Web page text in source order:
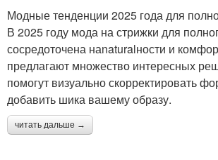
Модные тенденции 2025 года для
В 2025 году мода на стрижки для
сосредоточена наnaturalности и
предлагают множество интересных
помогут визуально скорректировать
добавить шика вашему образу.
читать дальше →